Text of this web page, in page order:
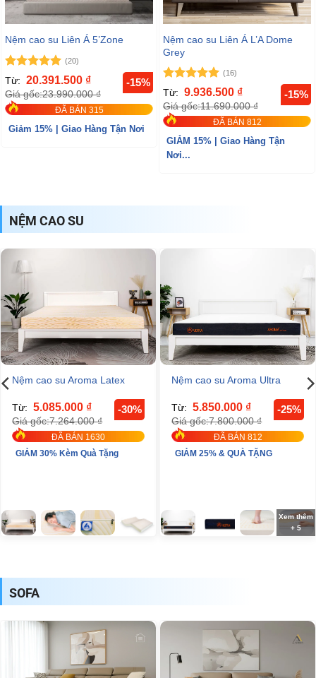
Nệm cao su Liên Á 5’Zone
Được xếp
hạng55
sao
(20)
Từ: 20.391.500 ₫
Giá gốc:23.990.000₫
-15%
ĐÃ BÁN 315
Giảm 15% | Giao Hàng Tận Nơi
Nệm cao su Liên Á L’A Dome
Grey
Được xếp
hạng5
5
sao
(16)
Từ: 9.936.500 ₫
Giá gốc:11.690.000₫
-15%
ĐÃ BÁN 812
GIẢM 15% | Giao Hàng Tận
Nơi...
NỆM CAO SU
Nệm cao su Aroma Latex
Từ: 5.085.000 ₫
Giá gốc:7.264.000₫
-30%
ĐÃ BÁN 1630
GIẢM 30% Kèm Quà Tặng
Xem thêm
+ 5
Nệm cao su Aroma Ultra
Từ: 5.850.000 ₫
Giá gốc:7.800.000₫
-25%
ĐÃ BÁN 812
GIẢM 25% & QUÀ TẶNG
SOFA